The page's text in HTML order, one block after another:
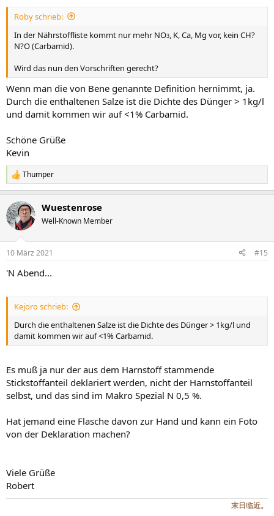
Roby schrieb:
In der Nährstoffliste kommt nur mehr NO3, K, Ca, Mg vor, kein CH?
N?O (Carbamid).
Wird das nun den Vorschriften gerecht?
Wenn man die von Bene genannte Definition hernimmt, ja.
Durch die enthaltenen Salze ist die Dichte des Dünger > 1kg/l
und damit kommen wir auf <1% Carbamid.
Schöne Grüße
Kevin
R
e
k
t
i
e
:
Thumper
Wuestenrose
Well-Known Member
10 März 2021 #15
'N Abend...
Kejoro schrieb:
Durch die enthaltenen Salze ist die Dichte des Dünger > 1kg/l und
damit kommen wir auf <1% Carbamid.
Es muß ja nur der aus dem Harnstoff stammende
Stickstoffanteil deklariert werden, nicht der Harnstoffanteil
selbst, und das sind im Makro Spezial N 0,5 %.
Hat jemand eine Flasche davon zur Hand und kann ein Foto
von der Deklaration machen?
Viele Grüße
Robert
末日临近。